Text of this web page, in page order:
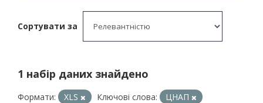
Сортувати за
1 набір даних знайдено
Формати: XLS Ключові слова:
ЦНАП